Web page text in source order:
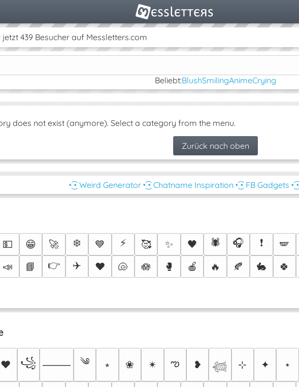
439 Besucher auf Messletters.com
Beliebt:BlushSmilingAnimeCrying
does not exist (anymore). Select a category from the menu.
Zurück nach oben
◔͜͡◔ Weird Generator◔͜͡◔ Chatname Inspiration ◔͜͡◔ FB Gadgets
💵 😁 🚀 ❄️ 💙 ⚡ 🥰 ✨ 🖤 🕷️ 🎧 ❗ 🪽
📣 📘 👉 ✈️ ♥️ 🐚 🪷 🥊 🍎 🔥 🍂 🐇 🍀
♥ ꧁ ⸻ ༄ ⭒ ❀ ✴︎ ఌ ❥ 𓆉 ⊹ ✦ ⋆